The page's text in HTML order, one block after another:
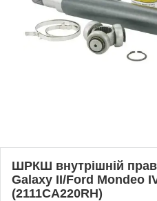
ШРКШ внутрішній
Galaxy II/Ford Mondeo
(2111CA220RH)